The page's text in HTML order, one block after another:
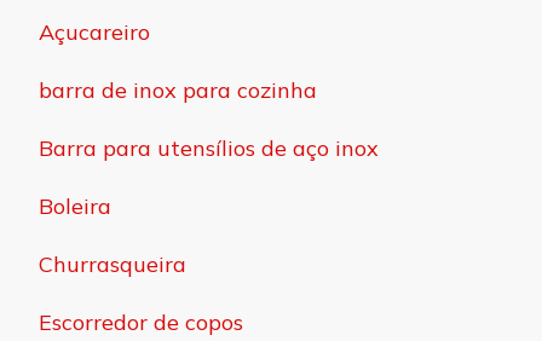
Açucareiro
barra de inox para cozinha
Barra para utensílios de aço inox
Boleira
Churrasqueira
Escorredor de copos